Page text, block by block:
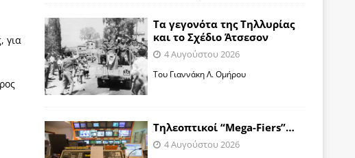
για
Τα γεγονότα της Τηλλυρίας
και το Σχέδιο Άτσεσον
4 Αυγούστου 2026
Toυ Γιαννάκη Λ. Ομήρου
Tηλεοπτικοί “Mega-Fiers”…
4 Αυγούστου 2026